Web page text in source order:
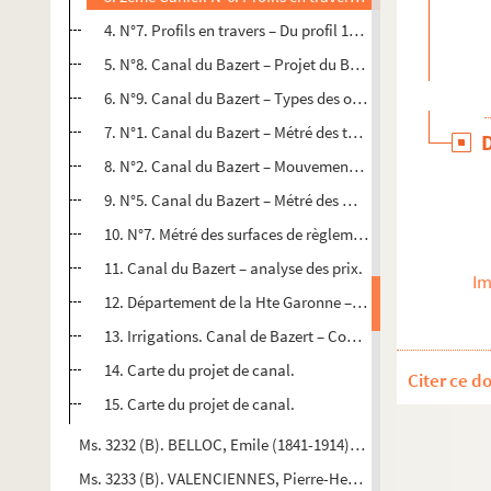
4. N°7. Profils en travers – Du profil 179 au profil 208.
5. N°8. Canal du Bazert – Projet du Barrage et de ses
6. N°9. Canal du Bazert – Types des ouvrages d’art.
7. N°1. Canal du Bazert – Métré des terrassements.
8. N°2. Canal du Bazert – Mouvement des terres.
9. N°5. Canal du Bazert – Métré des Murettes – 1ère
10. N°7. Métré des surfaces de règlement.
11. Canal du Bazert – analyse des prix.
12. Département de la Hte Garonne – Arrondissement de
13. Irrigations. Canal de Bazert – Construction des
14. Carte du projet de canal.
15. Carte du projet de canal.
Ms. 3232 (B). BELLOC, Emile (1841-1914). Trois projets
Ms. 3233 (B). VALENCIENNES, Pierre-Henri de (1750-1819).
Citer ce